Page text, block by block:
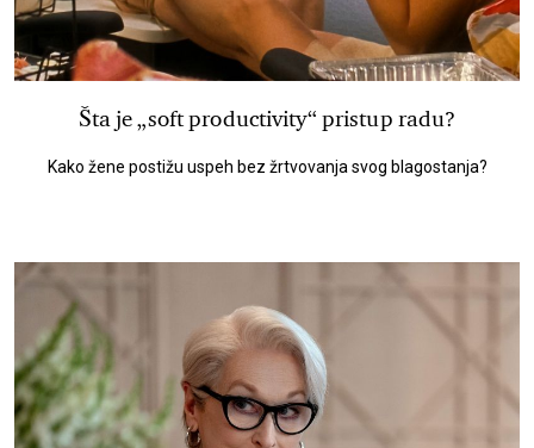
Šta je „soft productivity“ pristup radu?
Kako žene postižu uspeh bez žrtvovanja svog blagostanja?